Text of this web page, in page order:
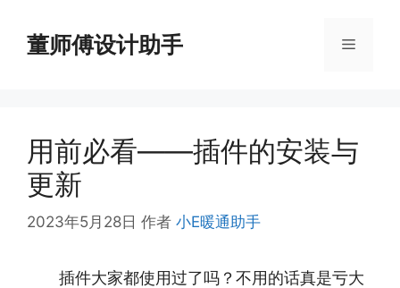
董师傅设计助手 菜
用前必看——插件的安装与
更新
2023年5月28日 作者 小E暖通助手
插件大家都使用过了吗？不用的话真是亏大